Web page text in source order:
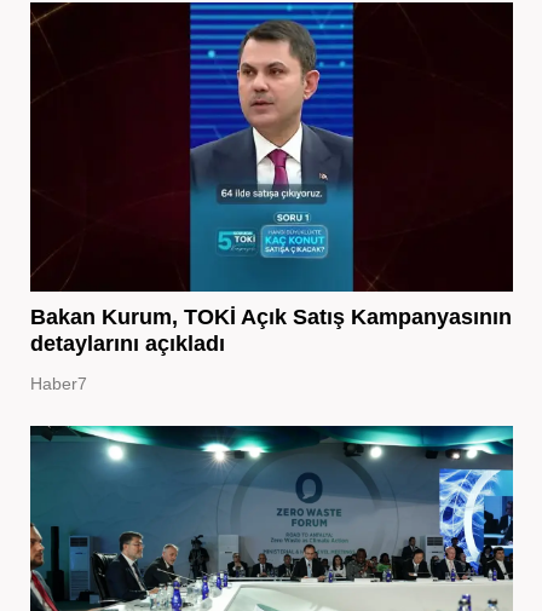
Bakan Kurum, TOKİ Açık Satış Kampanyasının
detaylarını açıkladı
Haber7